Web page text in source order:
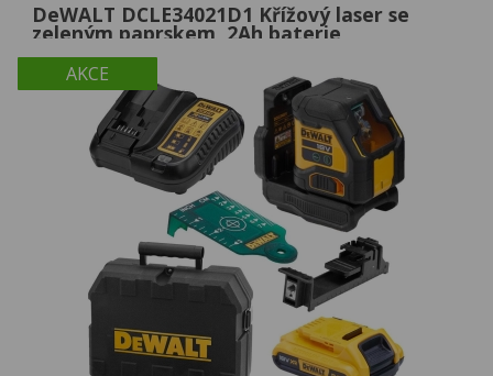
AKCE
DeWALT DCLE34021D1 Křížový laser se
zeleným paprskem, 2Ah baterie